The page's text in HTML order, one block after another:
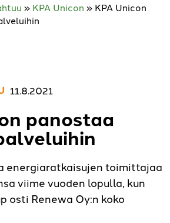
» KPA Unicon » KPA Unicon
11.8.2021
panostaa
energiaratkaisujen toimittajaa
viime vuoden lopulla, kun
osti Renewa Oy:n koko